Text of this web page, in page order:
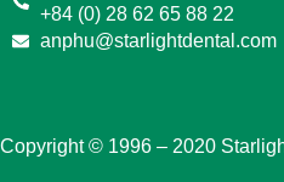
+84 (0) 28 62 65 88 22
anphu@starlightdental.com
Copyright © 1996 – 2020